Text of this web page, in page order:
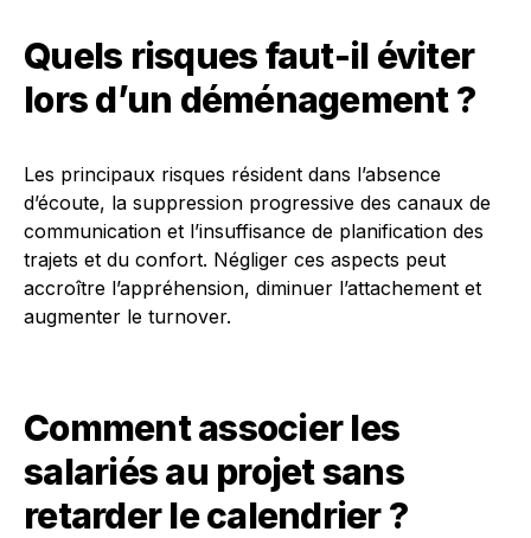
Quels risques faut-il éviter
lors d’un déménagement ?
Les principaux risques résident dans l’absence
d’écoute, la suppression progressive des canaux de
communication et l’insuffisance de planification des
trajets et du confort. Négliger ces aspects peut
accroître l’appréhension, diminuer l’attachement et
augmenter le turnover.
Comment associer les
salariés au projet sans
retarder le calendrier ?